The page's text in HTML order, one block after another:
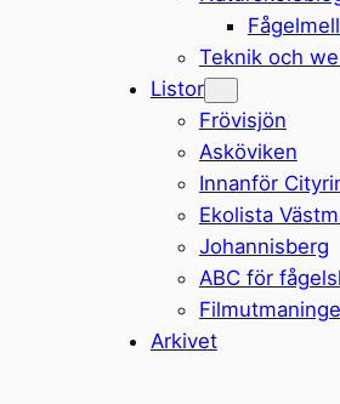
Teknik och
Listor
Frövisjön
Asköviken
Innanför
Ekolista
Johannisberg
ABC för
Arkivet